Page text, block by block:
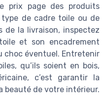
prix page des produits
de cadre toile ou de
de la livraison, inspectez
et son encadrement
éventuel. Entretenir
qu’ils soient en bois,
c’est garantir la
beauté de votre intérieur.